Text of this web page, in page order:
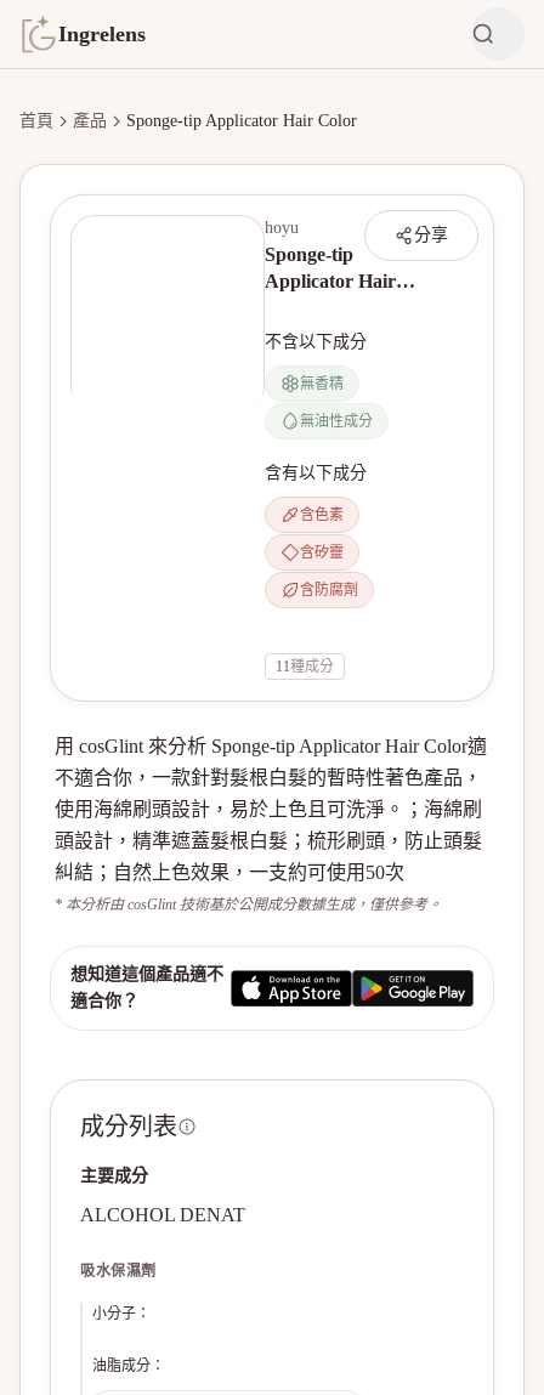
Ingrelens
首頁 產品 Sponge-tip Applicator Hair Color
分享
hoyu
Sponge-tip
Applicator Hair
不含以下成分
無香精
無油性成分
含有以下成分
含色素
含矽靈
含防腐劑
11種成分
用 cosGlint 來分析 Sponge-tip Applicator Hair Color適
不適合你，一款針對髮根白髮的暫時性著色產品，
使用海綿刷頭設計，易於上色且可洗淨。；海綿刷
頭設計，精準遮蓋髮根白髮；梳形刷頭，防止頭髮
糾結；自然上色效果，一支約可使用50次
* 本分析由 cosGlint 技術基於公開成分數據生成，僅供參考。
想知道這個產品適不
適合你？
成分列表
主要成分
ALCOHOL DENAT
吸水保濕劑
小分子 ：
油脂成分 ：